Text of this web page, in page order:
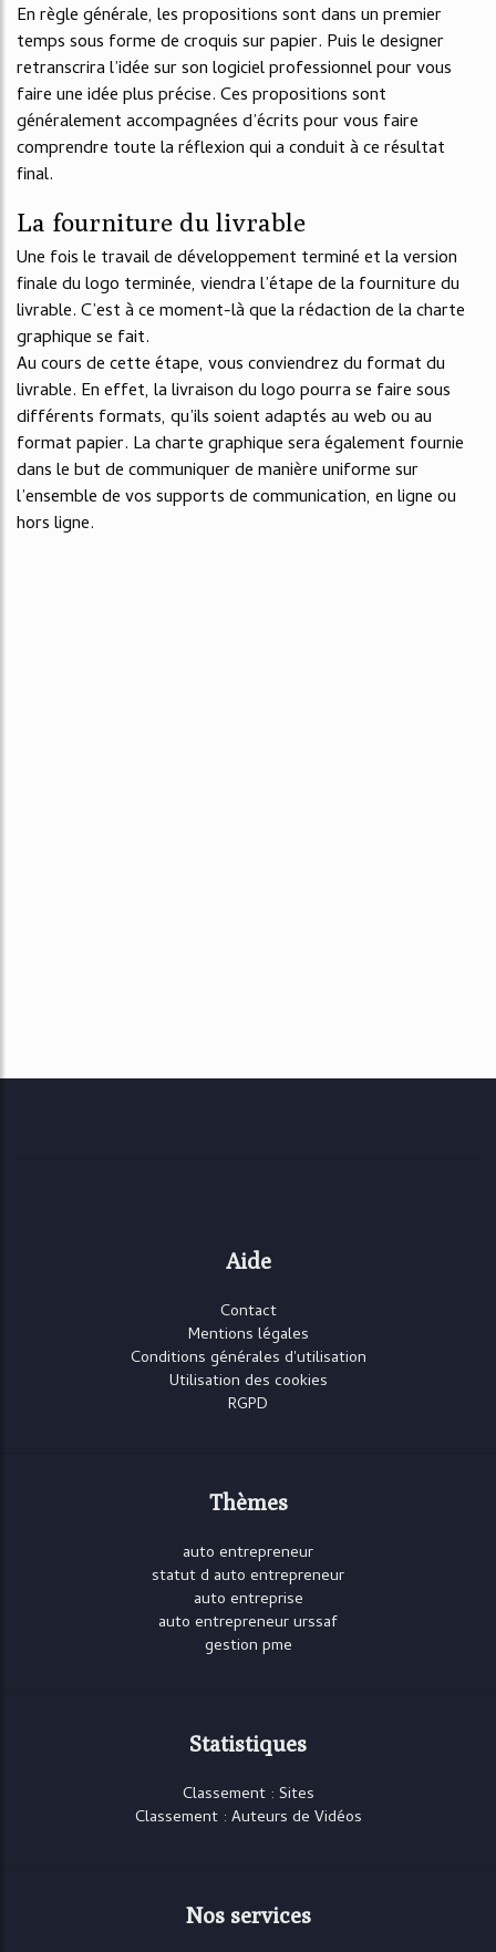
En règle générale, les propositions sont dans un premier
temps sous forme de croquis sur papier. Puis le designer
retranscrira l’idée sur son logiciel professionnel pour vous
faire une idée plus précise. Ces propositions sont
généralement accompagnées d’écrits pour vous faire
comprendre toute la réflexion qui a conduit à ce résultat
final.
La fourniture du livrable
Une fois le travail de développement terminé et la version
finale du logo terminée, viendra l’étape de la fourniture du
livrable. C’est à ce moment-là que la rédaction de la charte
graphique se fait.
Au cours de cette étape, vous conviendrez du format du
livrable. En effet, la livraison du logo pourra se faire sous
différents formats, qu’ils soient adaptés au web ou au
format papier. La charte graphique sera également fournie
dans le but de communiquer de manière uniforme sur
l’ensemble de vos supports de communication, en ligne ou
hors ligne.
Aide
Contact
Mentions légales
Conditions générales d'utilisation
Utilisation des cookies
RGPD
Thèmes
auto entrepreneur
statut d auto entrepreneur
auto entreprise
auto entrepreneur urssaf
gestion pme
Statistiques
Classement : Sites
Classement : Auteurs de Vidéos
Nos services